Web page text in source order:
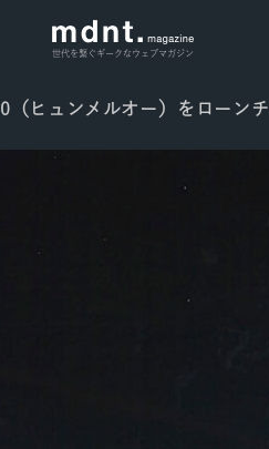
世代を繋ぐギークなウェブマガジン
ヒュンメルオー）をローンチ